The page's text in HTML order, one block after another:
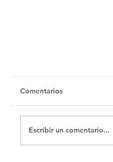
Untitled
Comentarios
Escribir un comentario...